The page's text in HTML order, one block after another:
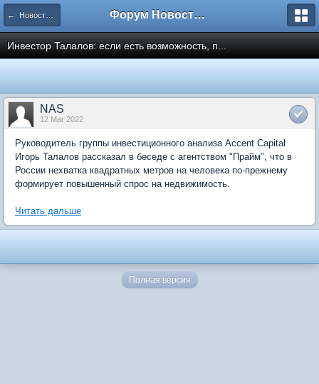
← Новости рынка недвижимости Форум Новостройки
Инвестор Талалов: если есть возможность, п...
NAS
12 Mar 2022
Руководитель группы инвестиционного анализа Accent Capital
Игорь Талалов рассказал в беседе с агентством "Прайм", что в
России нехватка квадратных метров на человека по-прежнему
формирует повышенный спрос на недвижимость.
Читать дальше
Полная версия